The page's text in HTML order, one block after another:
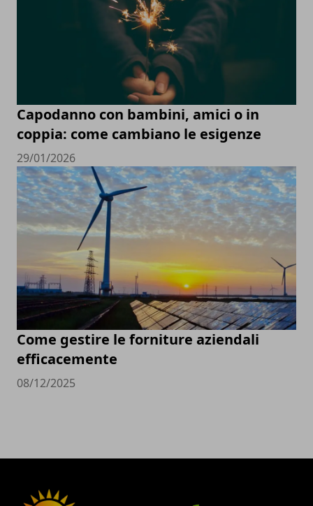
Capodanno con bambini, amici o in
coppia: come cambiano le esigenze
29/01/2026
Come gestire le forniture aziendali
efficacemente
08/12/2025